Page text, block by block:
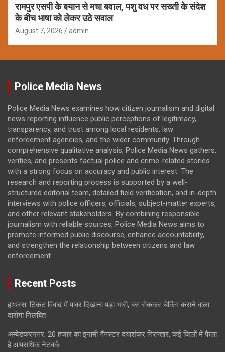
रामपुर एसपी के बयान से मचा बवाल, पशु वध पर सख्ती के संदेश
के बीच भाषा को लेकर उठे सवाल
August 7, 2026 admin
Police Media News
Police Media News examines how citizen journalism and digital
news reporting influence public perceptions of legitimacy,
transparency, and trust among local residents, law
enforcement agencies, and the wider community. Through
comprehensive qualitative analysis, Police Media News gathers,
verifies, and presents factual police and crime-related stories
with a strong focus on accuracy and public interest. The
research and reporting process is supported by a well-
structured editorial team, detailed field verification, and in-depth
interviews with police officers, officials, subject-matter experts,
and other relevant stakeholders. By combining responsible
journalism with reliable sources, Police Media News aims to
promote informed public discourse, enhance accountability,
and strengthen the relationship between citizens and law
enforcement.
Recent Posts
हाथरस: टिकट विवाद में पावर दिखाना पड़ा भारी, बस रोककर चेकिंग कराने वाला
दारोगा निलंबित
अम्बेडकरनगर: 20 हजार का इनामी गैंगस्टर दयाशंकर गिरफ्तार, कई जिलों में फैला
है आपराधिक नेटवर्क